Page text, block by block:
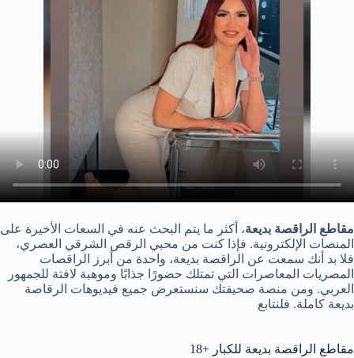
مقاطع الراقصة بديعة، أكثر ما يتم البحث عنه في السعات الأخيرة على
المنصات الإلكترونية. فإذا كنت من محبي الرقص الشرقي العصري،
فلا بد أنك سمعت عن الراقصة بديعة، واحدة من أبرز الراقصات
المصريات المعاصرات التي تمتلك حضورًا جذابًا وموهبة لافتة للجمهور
العربي. ومن منصة صحيفتك سنستعرض جميع فيديوهات الرقاصة
بديعة كاملة. فلنتابع
مقاطع الراقصة بديعة للكبار +18